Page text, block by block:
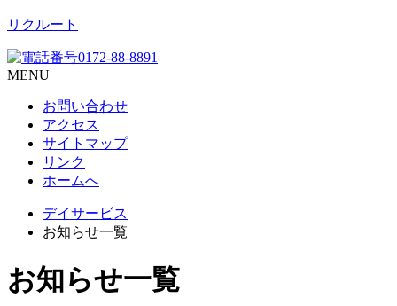
リクルート
MENU
お問い合わせ
アクセス
サイトマップ
リンク
ホームへ
デイサービス
お知らせ一覧
お知らせ一覧